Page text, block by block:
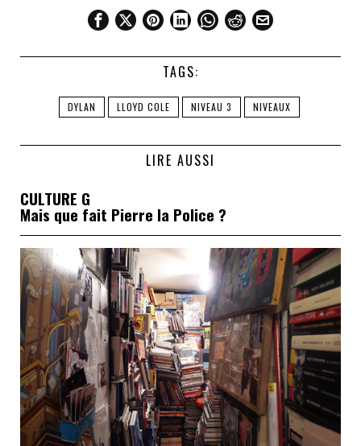
TAGS:
DYLAN LLOYD COLE NIVEAU 3 NIVEAUX
LIRE AUSSI
CULTURE G
Mais que fait Pierre la Police ?